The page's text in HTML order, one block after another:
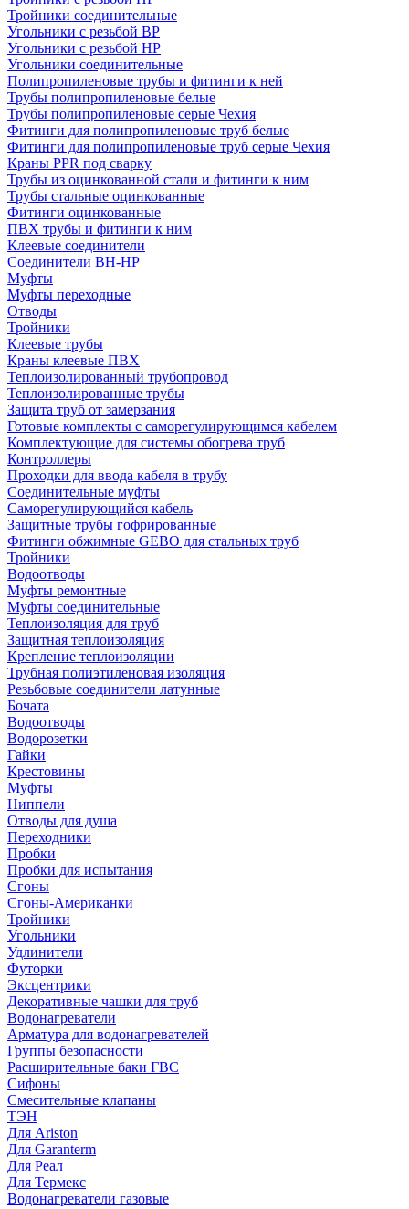
Тройники соединительные
Угольники с резьбой ВР
Угольники с резьбой НР
Угольники соединительные
Полипропиленовые трубы и фитинги к ней
Трубы полипропиленовые белые
Трубы полипропиленовые серые Чехия
Фитинги для полипропиленовые труб белые
Фитинги для полипропиленовые труб серые Чехия
Краны PPR под сварку
Трубы из оцинкованной стали и фитинги к ним
Трубы стальные оцинкованные
Фитинги оцинкованные
ПВХ трубы и фитинги к ним
Клеевые соединители
Соединители ВН-НР
Муфты
Муфты переходные
Отводы
Тройники
Клеевые трубы
Краны клеевые ПВХ
Теплоизолированный трубопровод
Теплоизолированные трубы
Защита труб от замерзания
Готовые комплекты с саморегулирующимся кабелем
Комплектующие для системы обогрева труб
Контроллеры
Проходки для ввода кабеля в трубу
Соединительные муфты
Саморегулирующийся кабель
Защитные трубы гофрированные
Фитинги обжимные GEBO для стальных труб
Тройники
Водоотводы
Муфты ремонтные
Муфты соединительные
Теплоизоляция для труб
Защитная теплоизоляция
Крепление теплоизоляции
Трубная полиэтиленовая изоляция
Резьбовые соединители латунные
Бочата
Водоотводы
Водорозетки
Гайки
Крестовины
Муфты
Ниппели
Отводы для душа
Переходники
Пробки
Пробки для испытания
Сгоны
Сгоны-Американки
Тройники
Угольники
Удлинители
Футорки
Эксцентрики
Декоративные чашки для труб
Водонагреватели
Арматура для водонагревателей
Группы безопасности
Расширительные баки ГВС
Сифоны
Смесительные клапаны
ТЭН
Для Ariston
Для Garanterm
Для Реал
Для Термекс
Водонагреватели газовые